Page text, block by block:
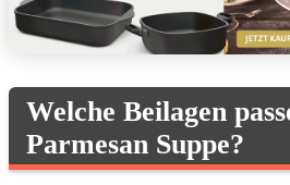
Welche Beilagen
Parmesan Suppe?